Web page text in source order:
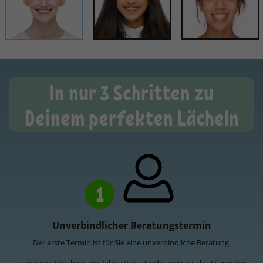
In nur 3 Schritten zu
Deinem perfekten Lächeln
1
Unverbindlicher Beratungstermin
Der erste Termin ist für Sie eine unverbindliche Beratung.